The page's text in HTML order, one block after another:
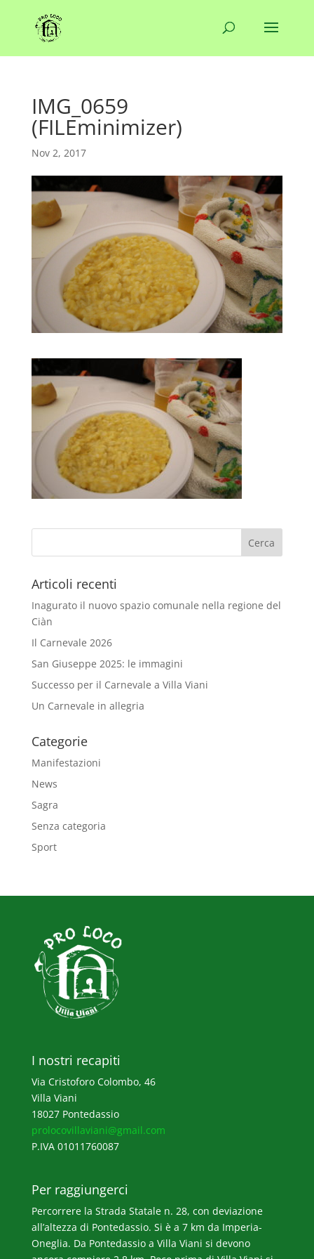
IMG_0659
(FILEminimizer)
Nov 2, 2017
Articoli recenti
Inagurato il nuovo spazio comunale nella regione del
Ciàn
Il Carnevale 2026
San Giuseppe 2025: le immagini
Successo per il Carnevale a Villa Viani
Un Carnevale in allegria
Categorie
Manifestazioni
News
Sagra
Senza categoria
Sport
I nostri recapiti
Via Cristoforo Colombo, 46
Villa Viani
18027 Pontedassio
prolocovillaviani@gmail.com
P.IVA 01011760087
Per raggiungerci
Percorrere la Strada Statale n. 28, con deviazione
all’altezza di Pontedassio. Si è a 7 km da Imperia-
Oneglia. Da Pontedassio a Villa Viani si devono